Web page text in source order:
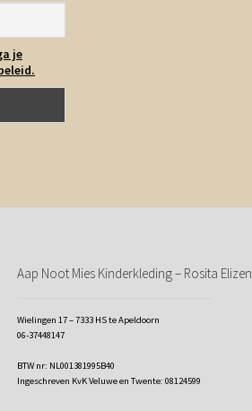
je
Aap Noot Mies Kinderkleding – Rosita Elizen
Wielingen 17 – 7333 HS te Apeldoorn
06-37448147
BTW nr: NL001381995B40
Ingeschreven KvK Veluwe en Twente: 08124599